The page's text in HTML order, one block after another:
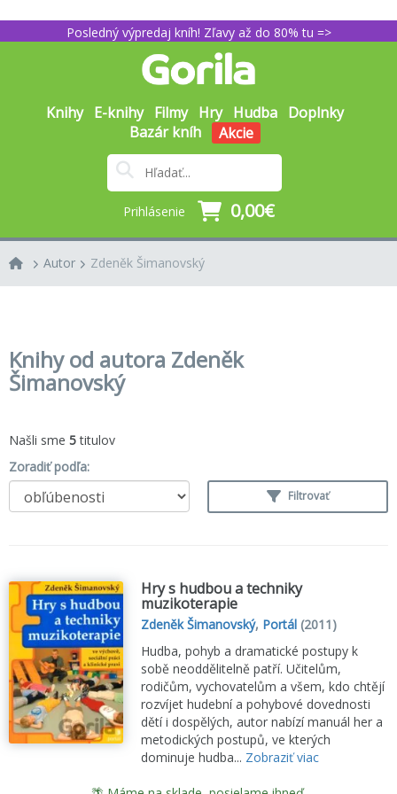
Posledný výpredaj kníh! Zľavy až do 80% tu =>
Knihy E-knihy Filmy Hry Hudba Doplnky
Bazár kníh
Akcie
Prihlásenie 0,00€
Autor Zdeněk Šimanovský
Knihy od autora Zdeněk
Šimanovský
Našli sme 5titulov
Zoradiť podľa:
Filtrovať
Hry s hudbou a techniky
muzikoterapie
Zdeněk Šimanovský, Portál (2011)
Hudba, pohyb a dramatické postupy k
sobě neoddělitelně patří. Učitelům,
rodičům, vychovatelům a všem, kdo chtějí
rozvíjet hudební a pohybové dovednosti
dětí i dospělých, autor nabízí manuál her a
metodických postupů, ve kterých
dominuje hudba... Zobraziť viac